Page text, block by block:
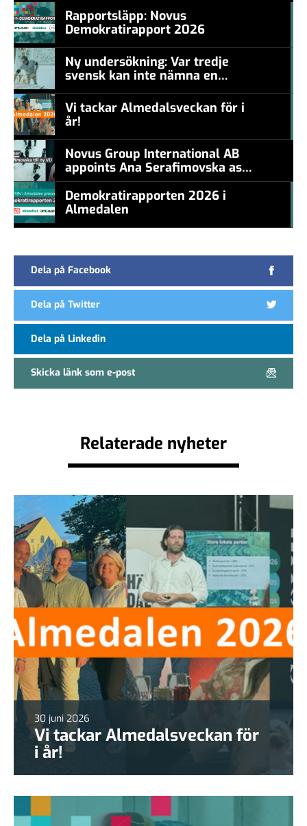
Rapportsläpp: Novus
Demokratirapport 2026
Ny undersökning: Var tredje
svensk kan inte nämna en
levande konstnär
Vi tackar Almedalsveckan för i
år!
Novus Group International AB
appoints Ana Serafimovska as
new CEO
Demokratirapporten 2026 i
Almedalen
Dela på Facebook
Dela på Twitter
Dela på Linkedin
Skicka länk som e-post
Relaterade nyheter
30 juni 2026
Vi tackar Almedalsveckan för
i år!